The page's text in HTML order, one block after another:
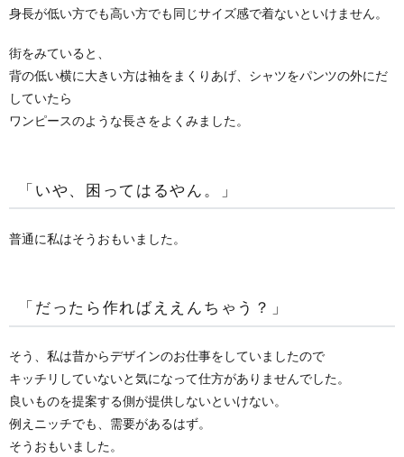
身長が低い方でも高い方でも同じサイズ感で着ないといけません。
街をみていると、
背の低い横に大きい方は袖をまくりあげ、シャツをパンツの外にだ
していたら
ワンピースのような長さをよくみました。
「いや、困ってはるやん。」
普通に私はそうおもいました。
「だったら作ればええんちゃう？」
そう、私は昔からデザインのお仕事をしていましたので
キッチリしていないと気になって仕方がありませんでした。
良いものを提案する側が提供しないといけない。
例えニッチでも、需要があるはず。
そうおもいました。